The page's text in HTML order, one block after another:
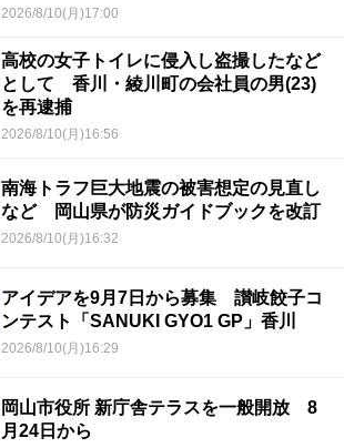
2026/8/10(月)17:00
高校の女子トイレに侵入し盗撮したなど
として 香川・綾川町の会社員の男(23)
を再逮捕
2026/8/10(月)16:56
南海トラフ巨大地震の被害想定の見直し
など 岡山県が防災ガイドブックを改訂
2026/8/10(月)16:32
アイデアを9月7日から募集 讃岐餃子コ
ンテスト「SANUKI GYO1 GP」香川
2026/8/10(月)16:29
岡山市役所 新庁舎テラスを一般開放 8
月24日から